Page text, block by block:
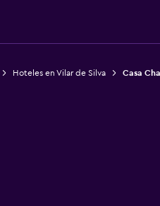
Hoteles en Vilar de Silva Casa